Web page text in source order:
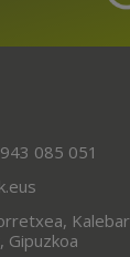
085 051
Gipuzkoa